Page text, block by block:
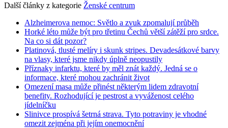
Další články z kategorie Ženské centrum
Alzheimerova nemoc: Světlo a zvuk zpomalují průběh
Horké léto může být pro třetinu Čechů větší zátěží pro srdce.
Na co si dát pozor?
Platinová, tlusté melíry i skunk stripes. Devadesátkové barvy
na vlasy, které jsme nikdy úplně neopustily
Příznaky infarktu, které by měl znát každý. Jedná se o
informace, které mohou zachránit život
Omezení masa může přinést některým lidem zdravotní
benefity. Rozhodující je pestrost a vyváženost celého
jídelníčku
Slinivce prospívá šetrná strava. Tyto potraviny je vhodné
omezit zejména při jejím onemocnění